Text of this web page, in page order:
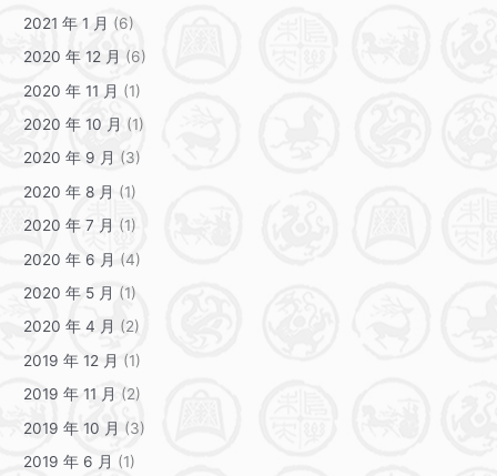
2021 年 1 月 (6)
2020 年 12 月 (6)
2020 年 11 月 (1)
2020 年 10 月 (1)
2020 年 9 月 (3)
2020 年 8 月 (1)
2020 年 7 月 (1)
2020 年 6 月 (4)
2020 年 5 月 (1)
2020 年 4 月 (2)
2019 年 12 月 (1)
2019 年 11 月 (2)
2019 年 10 月 (3)
2019 年 6 月 (1)